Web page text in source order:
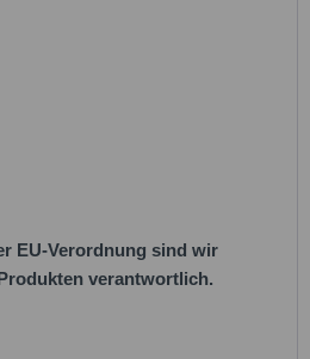
EU-Verordnung sind wir
verantwortlich.